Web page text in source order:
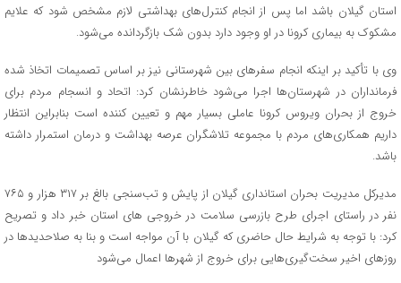
استان گیلان باشد اما پس از انجام کنترل‌های بهداشتی لازم مشخص شود که علایم
مشکوک به بیماری کرونا در او وجود دارد بدون شک بازگردانده می‌شود.
وی با تأکید بر اینکه انجام سفرهای بین شهرستانی نیز بر اساس تصمیمات اتخاذ شده
فرمانداران در شهرستان‌ها اجرا می‌شود خاطرنشان کرد: اتحاد و انسجام مردم برای
خروج از بحران ویروس کرونا عاملی بسیار مهم و تعیین کننده است بنابراین انتظار
داریم همکاری‌های مردم با مجموعه تلاشگران عرصه بهداشت و درمان استمرار داشته
باشد.
مدیرکل مدیریت بحران استانداری گیلان از پایش و تب‌سنجی بالغ بر ۳۱۷ هزار و ۷۶۵
نفر در راستای اجرای طرح بازرسی سلامت در خروجی های استان خبر داد و تصریح
کرد: با توجه به شرایط حال حاضری که گیلان با آن مواجه است و بنا به صلاحدید‌ها در
روزهای اخیر سخت‌گیری‌هایی برای خروج از شهرها اعمال می‌شود